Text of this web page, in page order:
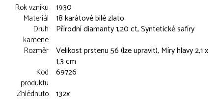
Rok vzniku 1930
Materiál 18 karátové bílé zlato
Druh
kamene
Přírodní diamanty 1,20 ct, Syntetické safíry
Rozměr Velikost prstenu 56 (lze upravit), Míry hlavy 2,1 x
1,3 cm
Kód
produktu
69726
Zhlédnuto 132x